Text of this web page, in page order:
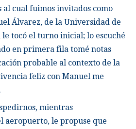
al cual fuimos invitados como
Álvarez, de la Universidad de
le tocó el turno inicial; lo escuché
en primera fila tomé notas
probable al contexto de la
feliz con Manuel me
mientras
aeropuerto, le propuse que